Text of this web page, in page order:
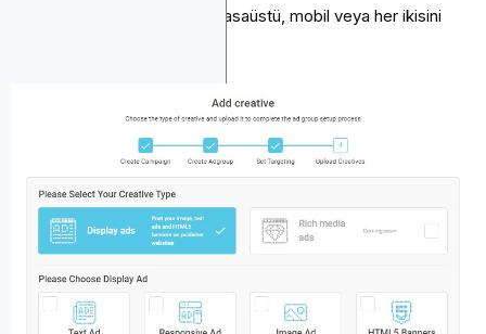
Cihaz hedefleme: Masaüstü, mobil veya her ikisini